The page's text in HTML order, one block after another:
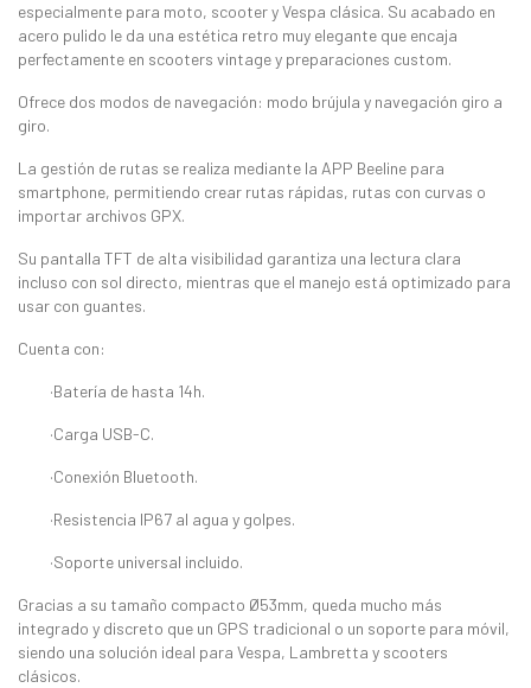
especialmente para moto, scooter y Vespa clásica. Su acabado en
acero pulido le da una estética retro muy elegante que encaja
perfectamente en scooters vintage y preparaciones custom.
Ofrece dos modos de navegación: modo brújula y navegación giro a
giro.
La gestión de rutas se realiza mediante la APP Beeline para
smartphone, permitiendo crear rutas rápidas, rutas con curvas o
importar archivos GPX.
Su pantalla TFT de alta visibilidad garantiza una lectura clara
incluso con sol directo, mientras que el manejo está optimizado para
usar con guantes.
Cuenta con:
·Batería de hasta 14h.
·Carga USB-C.
·Conexión Bluetooth.
·Resistencia IP67 al agua y golpes.
·Soporte universal incluido.
Gracias a su tamaño compacto Ø53mm, queda mucho más
integrado y discreto que un GPS tradicional o un soporte para móvil,
siendo una solución ideal para Vespa, Lambretta y scooters
clásicos.